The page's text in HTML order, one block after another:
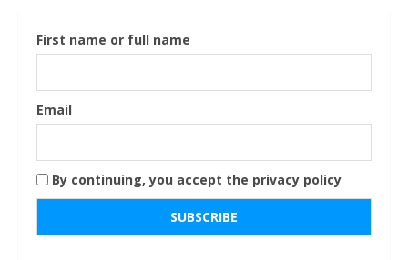
First name or full name
Email
By continuing, you accept the privacy policy